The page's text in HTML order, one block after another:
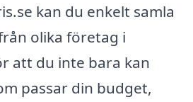
kan du enkelt samla
olika företag i
att du inte bara kan
passar din budget,